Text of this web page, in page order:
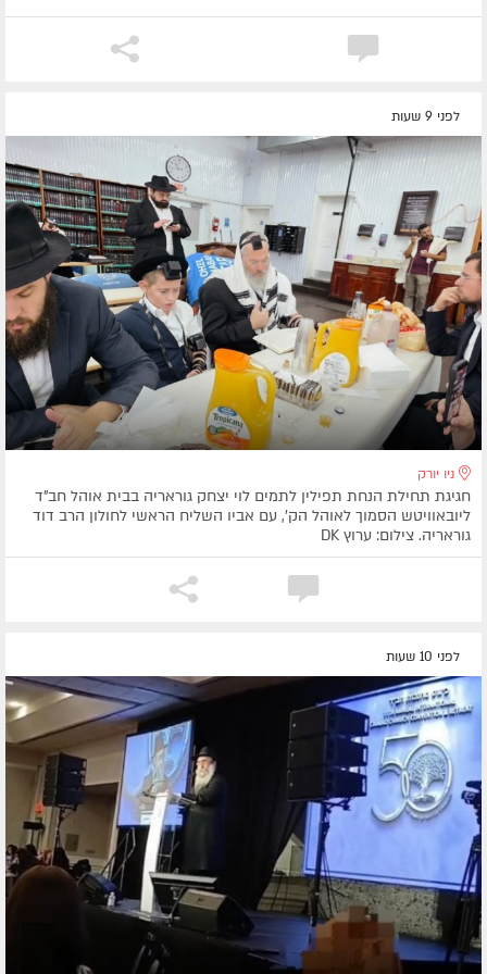
לפני 9 שעות
ניו יורק
חגיגת תחילת הנחת תפילין לתמים לוי יצחק גוראריה בבית אוהל חב"ד
ליובאוויטש הסמוך לאוהל הק', עם אביו השליח הראשי לחולון הרב דוד
גוראריה. צילום: ערוץ DK
לפני 10 שעות